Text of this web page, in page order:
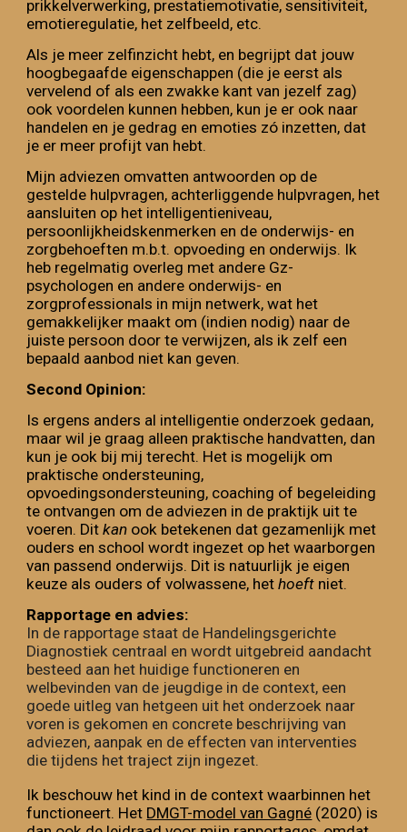
prikkelverwerking, prestatiemotivatie, sensitiviteit,
emotieregulatie, het zelfbeeld, etc.
Als je meer zelfinzicht hebt, en begrijpt dat jouw
hoogbegaafde eigenschappen (die je eerst als
vervelend of als een zwakke kant van jezelf zag)
ook voordelen kunnen hebben, kun je er ook naar
handelen en je gedrag en emoties zó inzetten, dat
je er meer profijt van hebt.
Mijn adviezen omvatten antwoorden op de
gestelde hulpvragen, achterliggende hulpvragen, het
aansluiten op het intelligentieniveau,
persoonlijkheidskenmerken en de onderwijs- en
zorgbehoeften m.b.t. opvoeding en onderwijs. Ik
heb regelmatig overleg met andere Gz-
psychologen en andere onderwijs- en
zorgprofessionals in mijn netwerk, wat het
gemakkelijker maakt om (indien nodig) naar de
juiste persoon door te verwijzen, als ik zelf een
bepaald aanbod niet kan geven.
Second Opinion:
Is ergens anders al intelligentie onderzoek gedaan,
maar wil je graag alleen praktische handvatten, dan
kun je ook bij mij terecht. Het is mogelijk om
praktische ondersteuning,
opvoedingsondersteuning, coaching of begeleiding
te ontvangen om de adviezen in de praktijk uit te
voeren. Ditkan ook betekenen dat gezamenlijk met
ouders en school wordt ingezet op het waarborgen
van passend onderwijs. Dit is natuurlijk je eigen
keuze als ouders of volwassene, hethoeft niet.
Rapportage en advies:
In de rapportage staat de Handelingsgerichte
Diagnostiek centraal en wordt uitgebreid aandacht
besteed aan het huidige functioneren en
welbevinden van de jeugdige in de context, een
goede uitleg van hetgeen uit het onderzoek naar
voren is gekomen en concrete beschrijving van
adviezen, aanpak en de effecten van interventies
die tijdens het traject zijn ingezet.
Ik beschouw het kind in de context waarbinnen het
functioneert. Het DMGT-model van Gagné (2020) is